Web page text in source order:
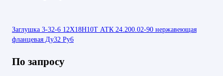
Заглушка 3-32-6 12Х18Н10Т АТК 24.200.02-90 нержавеющая
фланцевая Ду32 Ру6
По запросу